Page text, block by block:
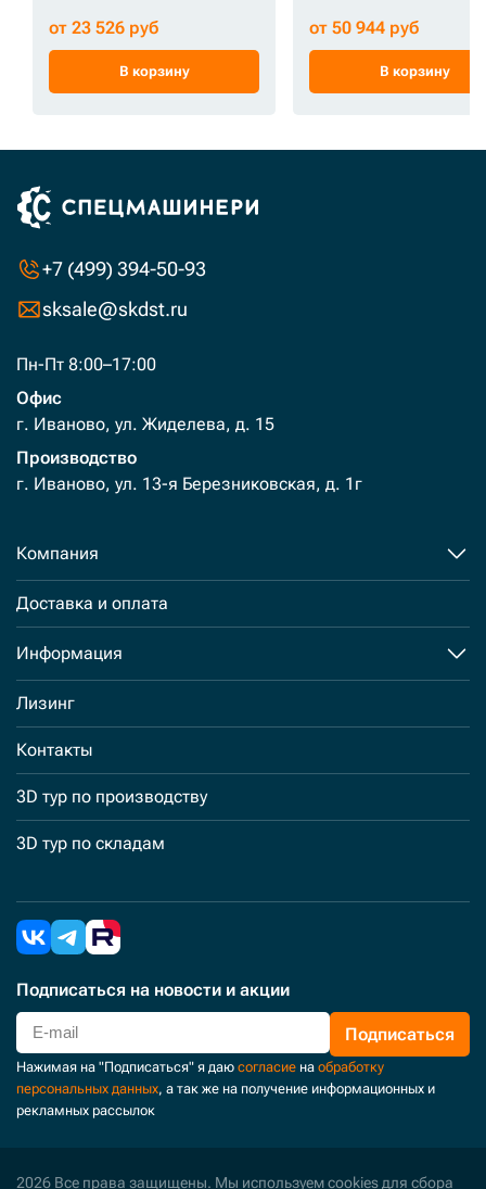
от 23 526 руб
В корзину
от 50 944 руб
В корзину
+7 (499) 394-50-93
sksale@skdst.ru
Пн-Пт 8:00–17:00
Офис
г. Иваново, ул. Жиделева, д. 15
Производство
г. Иваново, ул. 13-я Березниковская, д. 1г
Компания
Доставка и оплата
Информация
Лизинг
Контакты
3D тур по производству
3D тур по складам
Подписаться на новости и акции
Подписаться
Нажимая на "Подписаться" я даю согласие на обработку
персональных данных, а так же на получение информационных и
рекламных рассылок
2026 Все права защищены. Мы используем cookies для сбора